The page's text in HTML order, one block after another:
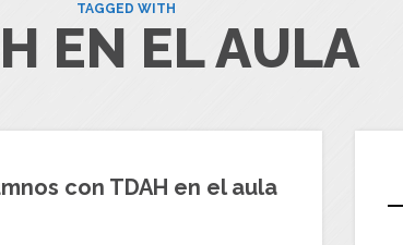
TAGGED WITH
EN EL AULA
con TDAH en el aula